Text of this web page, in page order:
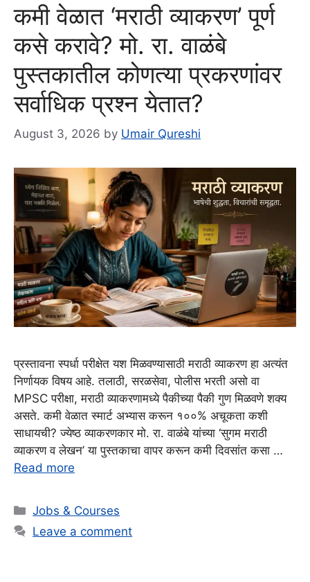
कमी वेळात ‘मराठी व्याकरण’ पूर्ण
कसे करावे? मो. रा. वाळंबे
पुस्तकातील कोणत्या प्रकरणांवर
सर्वाधिक प्रश्न येतात?
August 3, 2026 by Umair Qureshi
प्रस्तावना स्पर्धा परीक्षेत यश मिळवण्यासाठी मराठी व्याकरण हा अत्यंत
निर्णायक विषय आहे. तलाठी, सरळसेवा, पोलीस भरती असो वा
MPSC परीक्षा, मराठी व्याकरणामध्ये पैकीच्या पैकी गुण मिळवणे शक्य
असते. कमी वेळात स्मार्ट अभ्यास करून १००% अचूकता कशी
साधायची? ज्येष्ठ व्याकरणकार मो. रा. वाळंबे यांच्या ‘सुगम मराठी
व्याकरण व लेखन’ या पुस्तकाचा वापर करून कमी दिवसांत कसा …
Read more
Categories
Jobs & Courses
Leave a comment